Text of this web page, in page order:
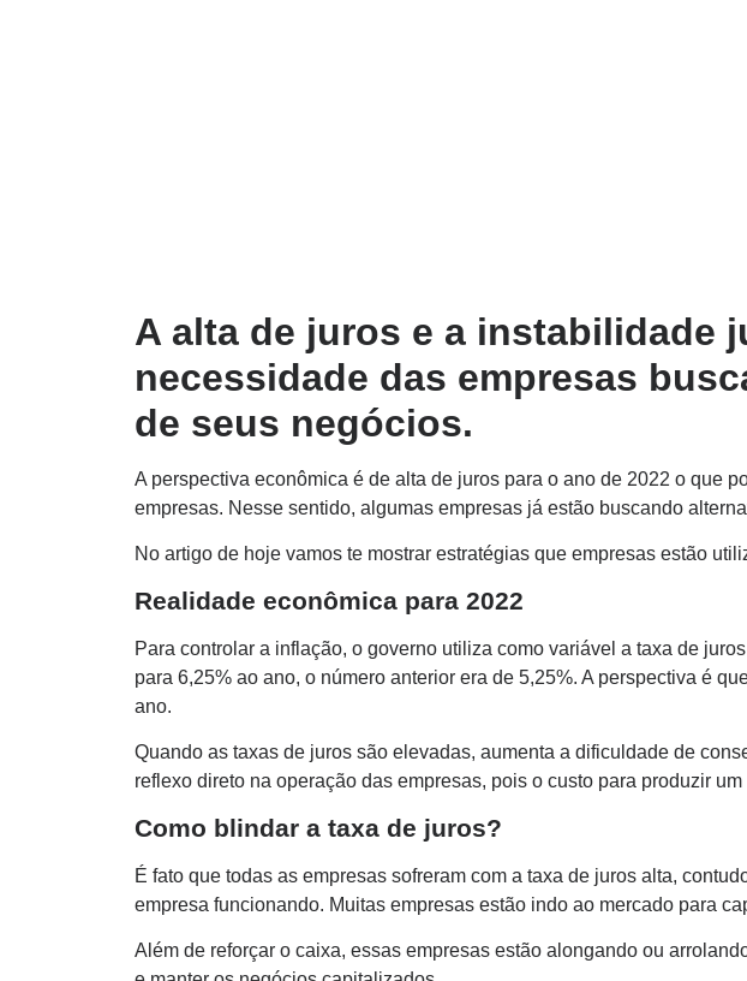
A alta de juros e a instabilidade
necessidade das empresas
de seus negócios.
A perspectiva econômica é de alta de juros para o ano de 2022 o que
empresas. Nesse sentido, algumas empresas já estão buscando
No artigo de hoje vamos te mostrar estratégias que empresas estão
Realidade econômica para 2022
Para controlar a inflação, o governo utiliza como variável a taxa de
para 6,25% ao ano, o número anterior era de 5,25%. A perspectiva é
ano.
Quando as taxas de juros são elevadas, aumenta a dificuldade de
reflexo direto na operação das empresas, pois o custo para produzir
Como blindar a taxa de juros?
É fato que todas as empresas sofreram com a taxa de juros alta,
empresa funcionando. Muitas empresas estão indo ao mercado para
Além de reforçar o caixa, essas empresas estão alongando ou